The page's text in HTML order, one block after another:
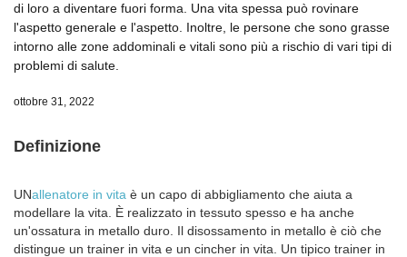
di loro a diventare fuori forma. Una vita spessa può rovinare
l'aspetto generale e l'aspetto. Inoltre, le persone che sono grasse
intorno alle zone addominali e vitali sono più a rischio di vari tipi di
problemi di salute.
ottobre 31, 2022
Definizione
UNallenatore in vita è un capo di abbigliamento che aiuta a
modellare la vita. È realizzato in tessuto spesso e ha anche
un'ossatura in metallo duro. Il disossamento in metallo è ciò che
distingue un trainer in vita e un cincher in vita. Un tipico trainer in